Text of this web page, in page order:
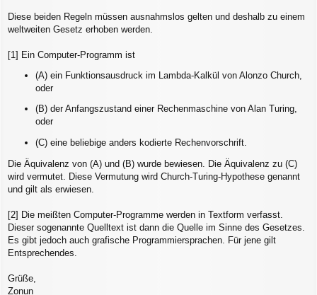
Diese beiden Regeln müssen ausnahmslos gelten und deshalb zu einem
weltweiten Gesetz erhoben werden.
[1] Ein Computer-Programm ist
(A) ein Funktionsausdruck im Lambda-Kalkül von Alonzo Church,
oder
(B) der Anfangszustand einer Rechenmaschine von Alan Turing,
oder
(C) eine beliebige anders kodierte Rechenvorschrift.
Die Äquivalenz von (A) und (B) wurde bewiesen. Die Äquivalenz zu (C)
wird vermutet. Diese Vermutung wird Church-Turing-Hypothese genannt
und gilt als erwiesen.
[2] Die meißten Computer-Programme werden in Textform verfasst.
Dieser sogenannte Quelltext ist dann die Quelle im Sinne des Gesetzes.
Es gibt jedoch auch grafische Programmiersprachen. Für jene gilt
Entsprechendes.
Grüße,
Zonun